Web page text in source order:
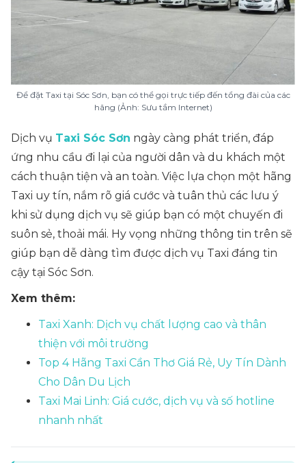
Để đặt Taxi tại Sóc Sơn, bạn có thể gọi trực tiếp đến tổng đài của các
hãng (Ảnh: Sưu tầm Internet)
Dịch vụ Taxi Sóc Sơn ngày càng phát triển, đáp
ứng nhu cầu đi lại của người dân và du khách một
cách thuận tiện và an toàn. Việc lựa chọn một hãng
Taxi uy tín, nắm rõ giá cước và tuân thủ các lưu ý
khi sử dụng dịch vụ sẽ giúp bạn có một chuyến đi
suôn sẻ, thoải mái. Hy vọng những thông tin trên sẽ
giúp bạn dễ dàng tìm được dịch vụ Taxi đáng tin
cậy tại Sóc Sơn.
Xem thêm:
Taxi Xanh: Dịch vụ chất lượng cao và thân
thiện với môi trường
Top 4 Hãng Taxi Cần Thơ Giá Rẻ, Uy Tín Dành
Cho Dân Du Lịch
Taxi Mai Linh: Giá cước, dịch vụ và số hotline
nhanh nhất